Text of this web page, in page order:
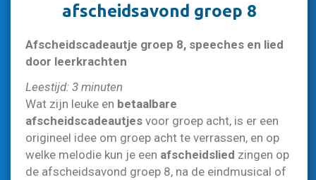
afscheidsavond groep 8
Afscheidscadeautje groep 8, speeches en lied
door leerkrachten
Leestijd: 3 minuten
Wat zijn leuke en betaalbare
afscheidscadeautjes voor groep acht, is er een
origineel idee om groep acht te verrassen, en op
welke melodie kun je een afscheidslied zingen op
de afscheidsavond groep 8, na de eindmusical of